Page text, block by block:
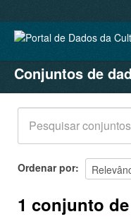
CONJUNTOS DE
ORGANIZAÇÕES
GRUPOS
SOBRE
Conjuntos de
Ordenar por
1 conjunto